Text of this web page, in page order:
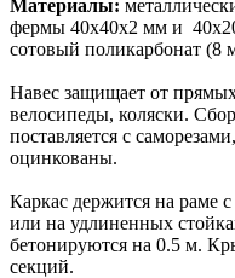
Материалы:
фермы 40х40х2 мм и
сотовый поликарбонат (8
Навес защищает от
велосипеды, коляски.
поставляется с
оцинкованы.
Каркас держится на раме
или на удлиненных
бетонируются на 0.5 м.
секций.